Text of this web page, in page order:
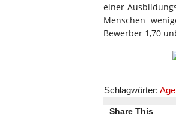
einer
Menschen
Bewerber 1,70
Schlagwörter:
Share This